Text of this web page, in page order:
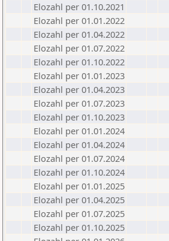
Elozahl per 01.10.2021
Elozahl per 01.01.2022
Elozahl per 01.04.2022
Elozahl per 01.07.2022
Elozahl per 01.10.2022
Elozahl per 01.01.2023
Elozahl per 01.04.2023
Elozahl per 01.07.2023
Elozahl per 01.10.2023
Elozahl per 01.01.2024
Elozahl per 01.04.2024
Elozahl per 01.07.2024
Elozahl per 01.10.2024
Elozahl per 01.01.2025
Elozahl per 01.04.2025
Elozahl per 01.07.2025
Elozahl per 01.10.2025